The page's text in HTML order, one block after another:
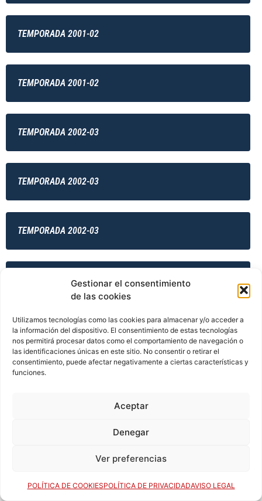
Gestionar el consentimiento
de las cookies
Utilizamos tecnologías como las cookies para almacenar y/o acceder a
la información del dispositivo. El consentimiento de estas tecnologías
nos permitirá procesar datos como el comportamiento de navegación o
las identificaciones únicas en este sitio. No consentir o retirar el
consentimiento, puede afectar negativamente a ciertas características y
funciones.
Aceptar
Denegar
Ver preferencias
POLÍTICA DE COOKIESPOLÍTICA DE PRIVACIDADAVISO LEGAL
TEMPORADA 2001-02
TEMPORADA 2001-02
TEMPORADA 2002-03
TEMPORADA 2002-03
TEMPORADA 2002-03
TEMPORADA 2002-03
TEMPORADA 2003-04
TEMPORADA 2003-04